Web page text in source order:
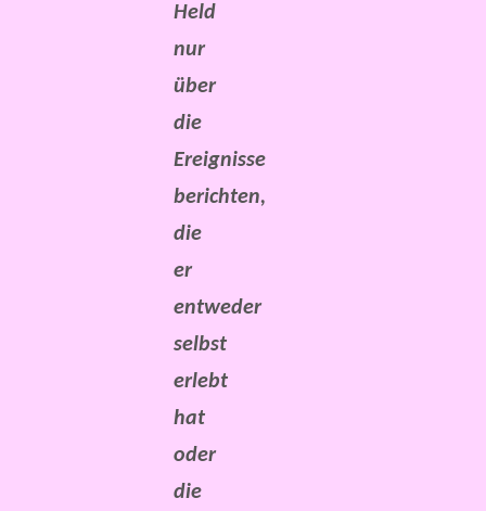
Held
nur
über
die
Ereignisse
berichten,
die
er
entweder
selbst
erlebt
hat
oder
die